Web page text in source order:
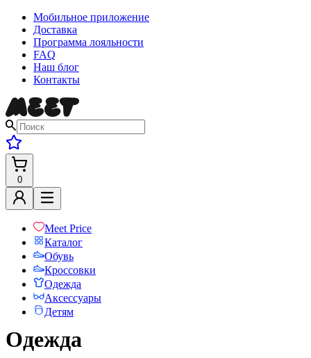
Мобильное приложение
Доставка
Программа лояльности
FAQ
Наш блог
Контакты
0
Meet Price
Каталог
Обувь
Кроссовки
Одежда
Аксессуары
Детям
Одежда